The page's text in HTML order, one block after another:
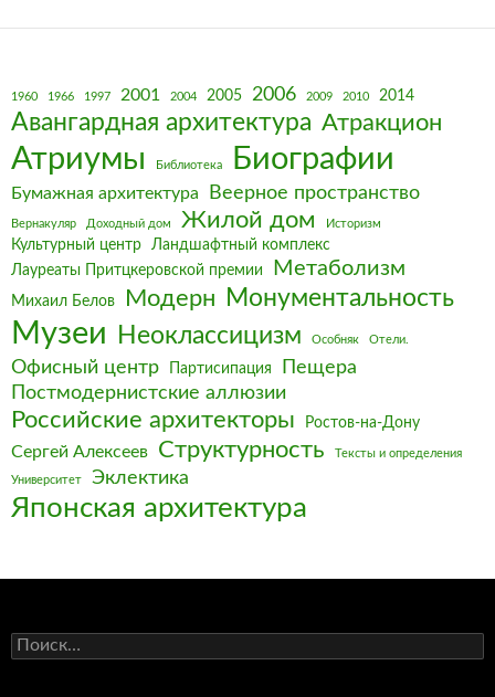
1960 1966 1997 2001 2004 2005 2006 2009 2010 2014
Авангардная архитектура Атракцион
Атриумы Библиотека Биографии
Бумажная архитектура Веерное пространство
Вернакуляр Доходный дом Жилой дом Историзм
Культурный центр
Ландшафтный комплекс
Лауреаты Притцкеровской премии
Метаболизм
Михаил Белов Модерн Монументальность
Музеи Неоклассицизм Особняк Отели.
Офисный центр Партисипация
Пещера
Постмодернистские аллюзии
Российские архитекторы Ростов-на-Дону
Сергей Алексеев Структурность Тексты и определения
Университет Эклектика
Японская архитектура
Найти: